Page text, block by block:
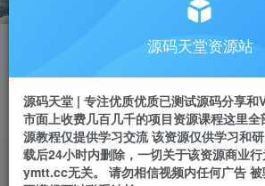
推广赚钱 70%分佣
推广返佣高达70%
源码天堂资源站
源码天堂 | 专注优质优质已测试源码分享和
市面上收费几百几千的项目资源课程这里
源教程仅提供学习交流 该资源仅供学习和
载后24小时内删除，一切关于该资源商业
ymtt.cc无关。 请勿相信视频内任何广告